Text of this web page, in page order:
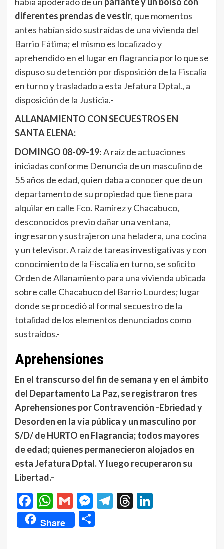
diferentes prendas de vestir, que momentos
antes habían sido sustraídas de una vivienda del
Barrio Fátima; el mismo es localizado y
aprehendido en el lugar en flagrancia por lo que se
dispuso su detención por disposición de la Fiscalía
en turno y trasladado a esta Jefatura Dptal., a
disposición de la Justicia.-
ALLANAMIENTO CON SECUESTROS EN
SANTA ELENA:
DOMINGO 08-09-19: A raíz de actuaciones
iniciadas conforme Denuncia de un masculino de
55 años de edad, quien daba a conocer que de un
departamento de su propiedad que tiene para
alquilar en calle Fco. Ramírez y Chacabuco,
desconocidos previo dañar una ventana,
ingresaron y sustrajeron una heladera, una cocina
y un televisor. A raíz de tareas investigativas y con
conocimiento de la Fiscalía en turno, se solicito
Orden de Allanamiento para una vivienda ubicada
sobre calle Chacabuco del Barrio Lourdes; lugar
donde se procedió al formal secuestro de la
totalidad de los elementos denunciados como
sustraídos.-
Aprehensiones
En el transcurso del fin de semana y en el ámbito
del Departamento La Paz, se registraron tres
Aprehensiones por Contravención -Ebriedad y
Desorden en la vía pública y un masculino por
S/D/ de HURTO en Flagrancia; todos mayores
de edad; quienes permanecieron alojados en
esta Jefatura Dptal. Y luego recuperaron su
Libertad.-
Facebook
WhatsApp
GmailMessenger
Telegram
Threads
Share